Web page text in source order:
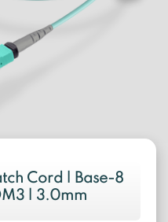
Cord | Base-8
| 3.0mm